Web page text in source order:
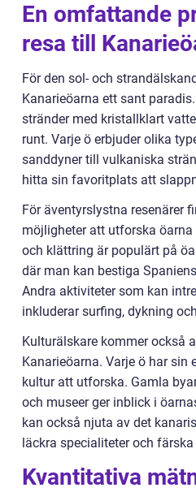
En omfattande
resa till
För den sol- och
Kanarieöarna ett sant
stränder med kristallklart
runt. Varje ö erbjuder olika
sanddyner till vulkaniska
hitta sin favoritplats att
För äventyrslystna resenärer
möjligheter att utforska
och klättring är populärt på
där man kan bestiga
Andra aktiviteter som kan
inkluderar surfing, dykning
Kulturälskare kommer också
Kanarieöarna. Varje ö har sin
kultur att utforska. Gamla
och museer ger inblick i
kan också njuta av det
läckra specialiteter och
Kvantitativa